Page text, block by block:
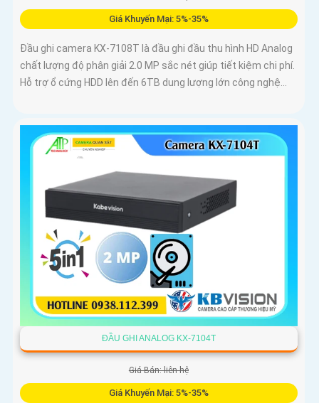
Giá Khuyến Mại: 5%-35%
Đầu ghi camera KX-7108T là đầu ghi đầu thu hình HD Analog
chất lượng độ phân giải 2.0 MP sắc nét giúp tiết kiệm chi phí.
Hỗ trợ ổ cứng HDD lên đến 6TB dung lượng lớn công nghệ...
ĐẦU GHI ANALOG KX-7104T
Giá Bán: liên hệ
Giá Khuyến Mại: 5%-35%